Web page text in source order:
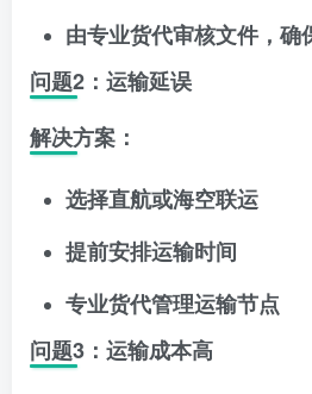
由专业货代审核文件，确
问题2：运输延误
解决方案：
选择直航或海空联运
提前安排运输时间
专业货代管理运输节点
问题3：运输成本高